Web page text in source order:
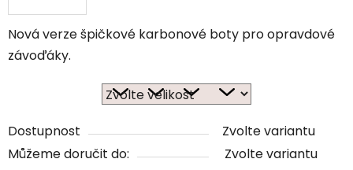
Nová verze špičkové karbonové boty pro opravdové
závoďáky.
Dostupnost
Zvolte variantu
Můžeme doručit do:
Zvolte variantu